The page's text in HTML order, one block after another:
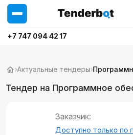
+7 747 094 42 17
›Актуальные тендеры›
Тендер на Программное
Заказчик:
Доступно только по